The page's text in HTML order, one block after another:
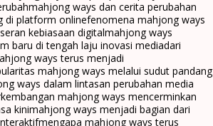
mahjong ways dan cerita perubahan
di platform onlinefenomena mahjong ways
kebiasaan digitalmahjong ways
baru di tengah laju inovasi mediadari
ways terus menjadi
mahjong ways melalui sudut pandang
ways dalam lintasan perubahan media
mahjong ways mencerminkan
kinimahjong ways menjadi bagian dari
mengapa mahjong ways terus